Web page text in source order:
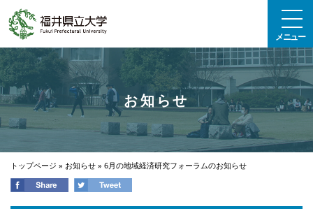
メニュー
お知らせ
トップページ » お知らせ » 6月の地域経済研究フォーラムのお知らせ